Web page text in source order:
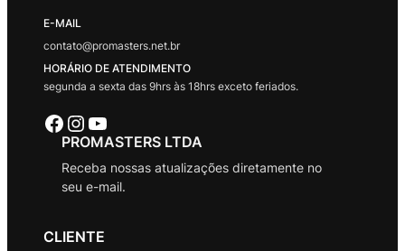
E-MAIL
contato@promasters.net.br
HORÁRIO DE ATENDIMENTO
segunda a sexta das 9hrs às 18hrs exceto feriados.
Facebook Instagram Youtube
PROMASTERS LTDA
Receba nossas atualizações diretamente no
seu e-mail.
CLIENTE